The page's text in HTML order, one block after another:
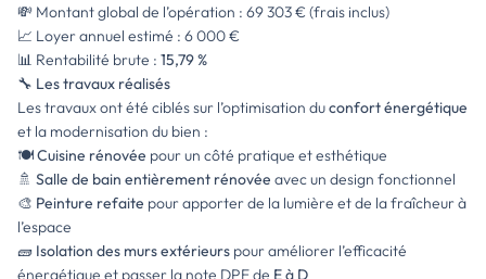
💸 Montant global de l’opération : 69 303 € (frais inclus)
📈 Loyer annuel estimé : 6 000 €
📊 Rentabilité brute : 15,79 %
🔧 Les travaux réalisés
Les travaux ont été ciblés sur l’optimisation duconfort énergétique
et la modernisation du bien :
🍽️Cuisine rénovée pour un côté pratique et esthétique
🚿 Salle de bain entièrement rénovée avec un design fonctionnel
🎨 Peinture refaite pour apporter de la lumière et de la fraîcheur à
l’espace
🧱 Isolation des murs extérieurs pour améliorer l’efficacité
énergétique et passer la note DPE de E à D